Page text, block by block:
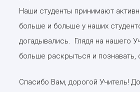
Наши студенты принимают
больше и больше у наших
догадывались. Глядя на нашего
больше раскрыться и
Спасибо Вам, дорогой Учитель!